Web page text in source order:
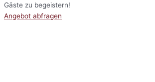
Gäste zu begeistern!
Angebot abfragen